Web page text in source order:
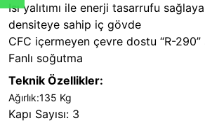
Isı yalıtımı ile enerji tasarrufu
densiteye sahip iç gövde
CFC içermeyen çevre dostu “R-
Fanlı soğutma
Teknik Özellikler:
Ağırlık:135 Kg
Kapı Sayısı: 3